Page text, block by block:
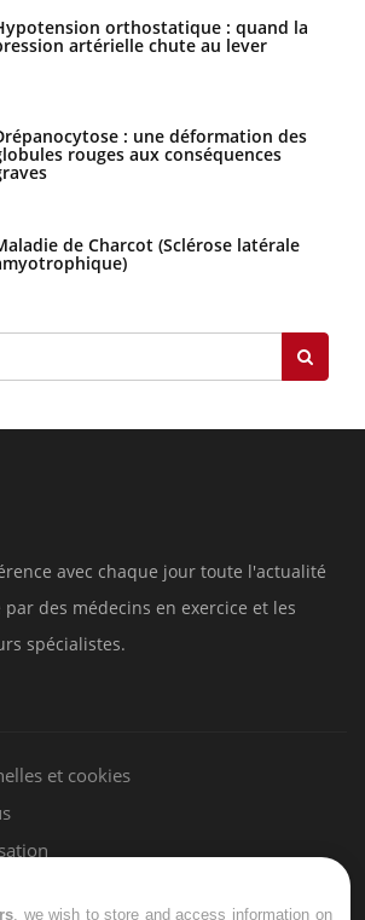
orthostatique : quand la
artérielle chute au lever
: une déformation des
rouges aux conséquences
de Charcot (Sclérose latérale
avec chaque jour toute l'actualité
des médecins en exercice et les
spécialistes.
et cookies
, we wish to store and access information on